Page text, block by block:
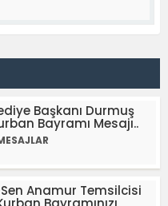
Başkanı Durmuş
Bayramı Mesajı..
Anamur Temsilcisi